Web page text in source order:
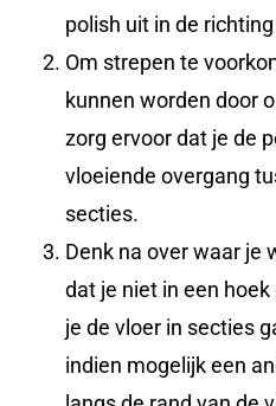
polish uit in de
Om strepen te
kunnen worden door
zorg ervoor dat je de
vloeiende overgang
secties.
Denk na over waar je
dat je niet in een
je de vloer in secties
indien mogelijk een